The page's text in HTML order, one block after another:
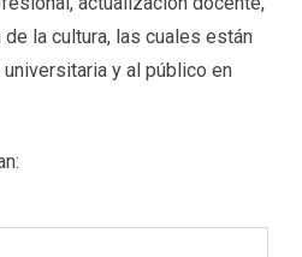
la cultura, las cuales están
y al público en